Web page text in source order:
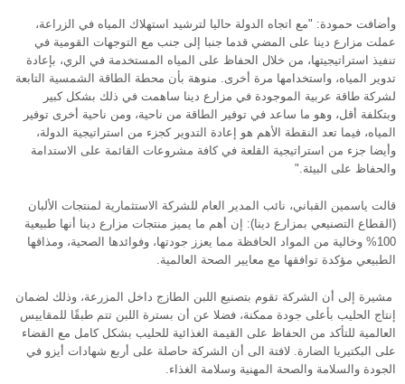
وأضافت حمودة: "مع اتجاه الدولة حاليا لترشيد استهلاك المياه في الزراعة،
عملت مزارع دينا على المضي قدما جنبا إلى جنب مع التوجهات القومية في
تنفيذ استراتيجيتها، من خلال الحفاظ على المياه المستخدمة في الري، بإعادة
تدوير المياه، واستخدامها مرة أخرى. منوهة بأن محطة الطاقة الشمسية التابعة
لشركة طاقة عربية الموجودة في مزارع دينا ساهمت في ذلك بشكل كبير
وبتكلفة أقل، وهو ما ساعد في توفير الطاقة من ناحية، ومن ناحية أخرى توفير
المياه، فيما تعد النقطة الأهم هو إعادة التدوير كجزء من استراتيجية الدولة،
وأيضا جزء من استراتيجية القلعة في كافة مشروعات القائمة على الاستدامة
والحفاظ على البيئة."
قالت ياسمين القباني، نائب المدير العام للشركة الاستثمارية لمنتجات الألبان
(القطاع التصنيعي بمزارع دينا): إن أهم ما يميز منتجات مزارع دينا أنها طبيعية
100% وخالية من المواد الحافظة مما يعزز جودتها، وفوائدها الصحية، ومذاقها
الطبيعي مؤكدة توافقها مع معايير الصحة العالمية.
مشيرة إلى أن الشركة تقوم بتصنيع اللبن الطازج داخل المزرعة، وذلك لضمان
إنتاج الحليب بأعلى جودة ممكنة، فضلا عن أن بسترة اللبن تتم طبقًا للمقاييس
العالمية للتأكد من الحفاظ على القيمة الغذائية للحليب بشكل كامل مع القضاء
على البكتيريا الضارة. لافتة الى أن الشركة حاصلة على أربع شهادات أيزو في
الجودة والسلامة والصحة المهنية وسلامة الغذاء.